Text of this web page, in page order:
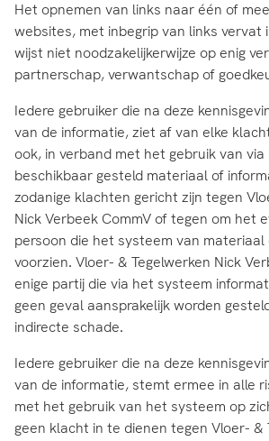
Het opnemen van links naar één of
websites, met inbegrip van links vervat
wijst niet noodzakelijkerwijze op enig
partnerschap, verwantschap of
Iedere gebruiker die na deze
van de informatie, ziet af van elke
ook, in verband met het gebruik van
beschikbaar gesteld materiaal of
zodanige klachten gericht zijn tegen
Nick Verbeek CommV of tegen om het
persoon die het systeem van
voorzien. Vloer- & Tegelwerken Nick
enige partij die via het systeem
geen geval aansprakelijk worden
indirecte schade.
Iedere gebruiker die na deze
van de informatie, stemt ermee in alle
met het gebruik van het systeem op
geen klacht in te dienen tegen Vloer- &